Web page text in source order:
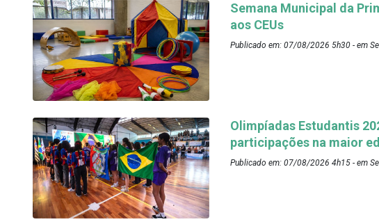
Semana Municipal da
aos CEUs
Publicado em: 07/08/2026 5h30 - em
Olimpíadas Estudantis
participações na maior
Publicado em: 07/08/2026 4h15 - em